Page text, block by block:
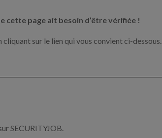
cette page ait besoin d’être vérifiée !
sur le lien qui vous convient ci-dessous.
SECURITYJOB.